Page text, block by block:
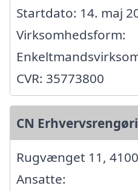
Startdato: 14. maj
Virksomhedsform:
CVR: 35773800
CN
Rugvænget 11,
Ansatte: